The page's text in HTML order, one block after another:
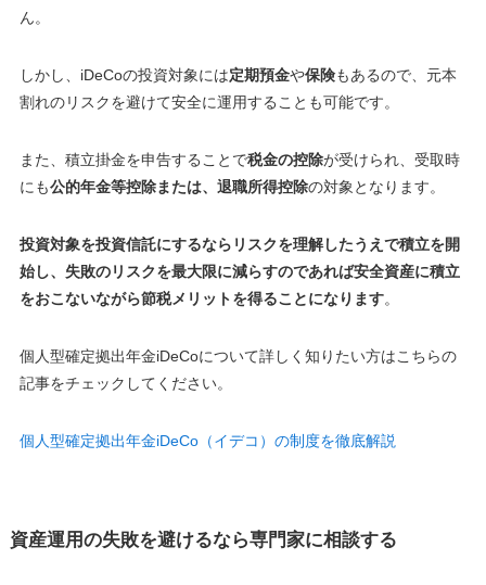
ん。
しかし、iDeCoの投資対象には定期預金や保険もあるので、元本
割れのリスクを避けて安全に運用することも可能です。
また、積立掛金を申告することで税金の控除が受けられ、受取時
にも公的年金等控除または、退職所得控除の対象となります。
投資対象を投資信託にするならリスクを理解したうえで積立を開
始し、失敗のリスクを最大限に減らすのであれば安全資産に積立
をおこないながら節税メリットを得ることになります。
個人型確定拠出年金iDeCoについて詳しく知りたい方はこちらの
記事をチェックしてください。
個人型確定拠出年金iDeCo（イデコ）の制度を徹底解説
資産運用の失敗を避けるなら専門家に相談する